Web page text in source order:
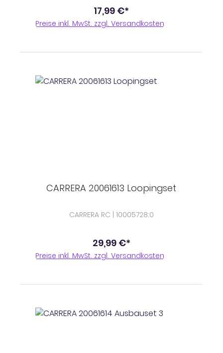
17,99 €*
Preise inkl. MwSt. zzgl. Versandkosten
CARRERA 20061613 Loopingset
CARRERA RC | 10005728;0
29,99 €*
Preise inkl. MwSt. zzgl. Versandkosten